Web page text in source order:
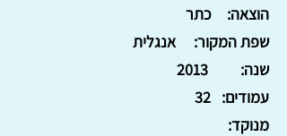
כתר
הוצאה:
אנגלית
שפת המקור:
2013
שנה:
32 עמודים:
מנוקד: